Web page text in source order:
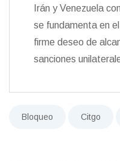
Irán y Venezuela
se fundamenta en
firme deseo de
sanciones
Bloqueo Citgo